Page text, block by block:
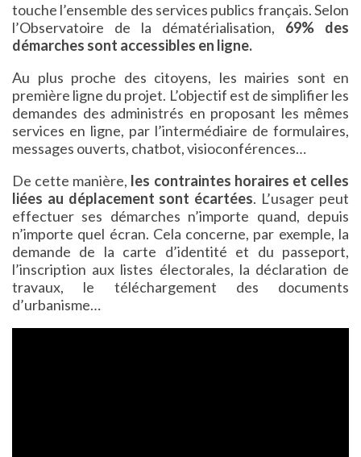
touche l’ensemble des services publics français. Selon
l’Observatoire de la dématérialisation, 69% des
démarches sont accessibles en ligne.
Au plus proche des citoyens, les mairies sont en
première ligne du projet. L’objectif est de simplifier les
demandes des administrés en proposant les mêmes
services en ligne, par l’intermédiaire de formulaires,
messages ouverts, chatbot, visioconférences…
De cette manière, les contraintes horaires et celles
liées au déplacement sont écartées. L’usager peut
effectuer ses démarches n’importe quand, depuis
n’importe quel écran. Cela concerne, par exemple, la
demande de la carte d’identité et du passeport,
l’inscription aux listes électorales, la déclaration de
travaux, le téléchargement des documents
d’urbanisme…